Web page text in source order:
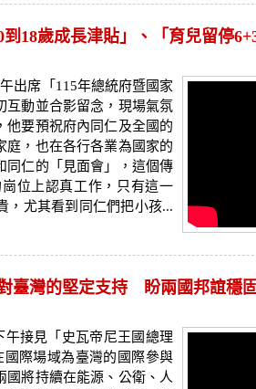
18歲成長津貼」、「育兒留停
出席「115年總統府暨國家
互動並合影留念，現場氣氛
他要預祝府內同仁及全國的
庭，也在各行各業為國家的
同仁的「見面會」，這個傳
位上認真工作，只有這一
，尤其看到同仁們把小孩...
臺灣的堅定支持 盼兩國邦誼穩
接見「史瓦帝尼王國總理
國際場域為臺灣的國際參與
國將持續在能源、公衛、人